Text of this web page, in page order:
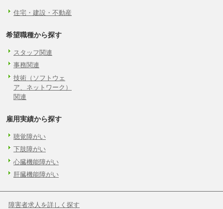
住宅・建設・不動産
希望職種から探す
スタッフ関連
事務関連
技術（ソフトウェ
ア、ネットワーク）
関連
雇用実績から探す
聴覚障がい
下肢障がい
心臓機能障がい
肝臓機能障がい
障害者求人を詳しく探す